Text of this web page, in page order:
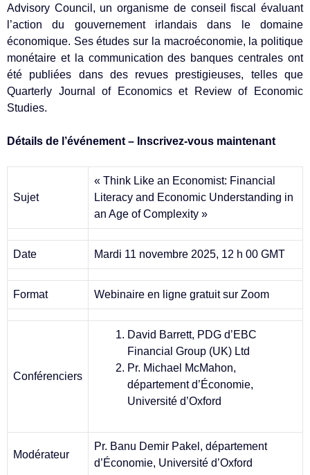
Advisory Council, un organisme de conseil fiscal évaluant
l’action du gouvernement irlandais dans le domaine
économique. Ses études sur la macroéconomie, la politique
monétaire et la communication des banques centrales ont
été publiées dans des revues prestigieuses, telles que
Quarterly Journal of Economics et Review of Economic
Studies.
Détails de l’événement – Inscrivez-vous maintenant
Sujet
« Think Like an Economist: Financial
Literacy and Economic Understanding in
an Age of Complexity »
Date Mardi 11 novembre 2025, 12 h 00 GMT
Format Webinaire en ligne gratuit sur Zoom
Conférenciers
David Barrett, PDG d’EBC
Financial Group (UK) Ltd
Pr. Michael McMahon,
département d’Économie,
Université d’Oxford
Modérateur
Pr. Banu Demir Pakel, département
d’Économie, Université d’Oxford